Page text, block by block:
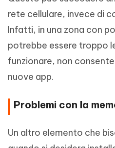
rete cellulare, invece di
Infatti, in una zona con
potrebbe essere troppo
funzionare, non
nuove app.
Problemi con la
Un altro elemento che